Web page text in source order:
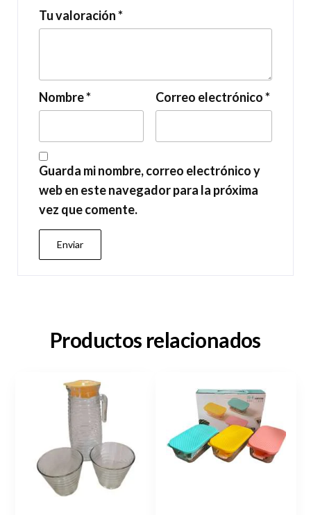
Tu valoración*
Nombre* Correo electrónico*
Guarda mi nombre, correo electrónico y
web en este navegador para la próxima
vez que comente.
Productos relacionados